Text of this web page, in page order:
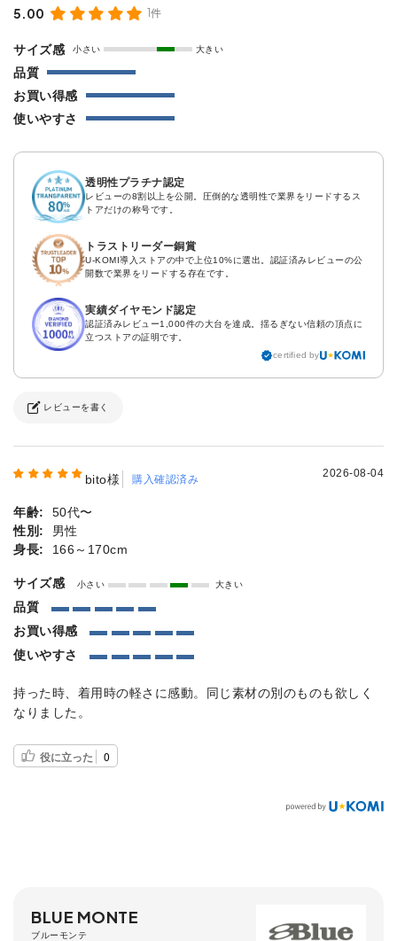
5.00 1件
サイズ感 小さい 大きい
品質
お買い得感
使いやすさ
透明性プラチナ認定
レビューの8割以上を公開。圧倒的な透明性で業界をリードするス
トアだけの称号です。
トラストリーダー銅賞
U-KOMI導入ストアの中で上位10%に選出。認証済みレビューの公
開数で業界をリードする存在です。
実績ダイヤモンド認定
認証済みレビュー1,000件の大台を達成。揺るぎない信頼の頂点に
立つストアの証明です。
certified by
レビューを書く
bito様 購入確認済み 2026-08-04
年齢:
50代〜
性別:
男性
身長:
166～170cm
サイズ感 小さい 大きい
品質
お買い得感
使いやすさ
持った時、着用時の軽さに感動。同じ素材の別のものも欲しく
なりました。
役に立った 0
BLUE MONTE
ブルーモンテ